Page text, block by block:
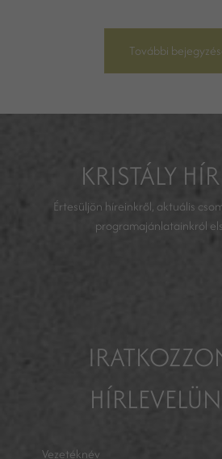
További
KRISTÁLY
Értesüljön híreinkről, aktuális
programajánlatainkról